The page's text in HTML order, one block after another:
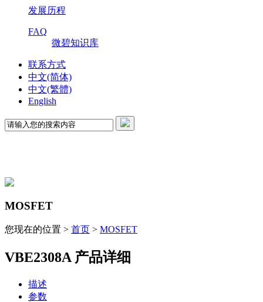
发展历程
FAQ
微碧知识库
联系方式
中文(简体)
中文(繁體)
English
MOSFET
您现在的位置 > 首页 > MOSFET
VBE2308A 产品详细
描述
参数